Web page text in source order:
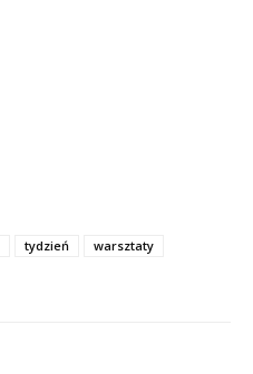
tydzień
warsztaty